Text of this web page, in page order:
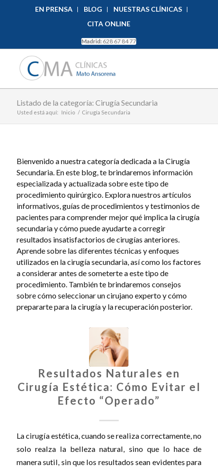
EN PRENSA BLOG
NUESTRAS CLÍNICAS
CITA ONLINE
Madrid: 628 67 84 77
Listado de la categoría: Cirugía Secundaria
Usted está aquí: Inicio / Cirugía Secundaria
Bienvenido a nuestra categoría dedicada a la Cirugía
Secundaria. En este blog, te brindaremos información
especializada y actualizada sobre este tipo de
procedimiento quirúrgico. Explora nuestros artículos
informativos, guías de procedimientos y testimonios de
pacientes para comprender mejor qué implica la cirugía
secundaria y cómo puede ayudarte a corregir
resultados insatisfactorios de cirugías anteriores.
Aprende sobre las diferentes técnicas y enfoques
utilizados en la cirugía secundaria, así como los factores
a considerar antes de someterte a este tipo de
procedimiento. También te brindaremos consejos
sobre cómo seleccionar un cirujano experto y cómo
prepararte para la cirugía y la recuperación posterior.
Resultados Naturales en
Cirugía Estética: Cómo Evitar el
Efecto “Operado”
La cirugía estética, cuando se realiza correctamente, no
solo realza la belleza natural, sino que lo hace de
manera sutil, sin que los resultados sean evidentes para